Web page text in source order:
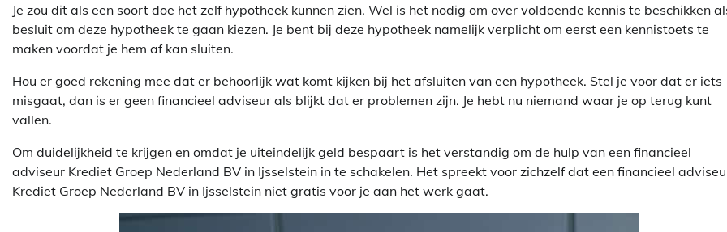
Je zou dit als een soort doe het zelf hypotheek kunnen zien. Wel is het nodig om over voldoende kennis te beschikken
besluit om deze hypotheek te gaan kiezen. Je bent bij deze hypotheek namelijk verplicht om eerst een kennistoets te
maken voordat je hem af kan sluiten.
Hou er goed rekening mee dat er behoorlijk wat komt kijken bij het afsluiten van een hypotheek. Stel je voor dat er iets
misgaat, dan is er geen financieel adviseur als blijkt dat er problemen zijn. Je hebt nu niemand waar je op terug kunt
vallen.
Om duidelijkheid te krijgen en omdat je uiteindelijk geld bespaart is het verstandig om de hulp van een financieel
adviseur Krediet Groep Nederland BV in Ijsselstein in te schakelen. Het spreekt voor zichzelf dat een financieel
Krediet Groep Nederland BV in Ijsselstein niet gratis voor je aan het werk gaat.